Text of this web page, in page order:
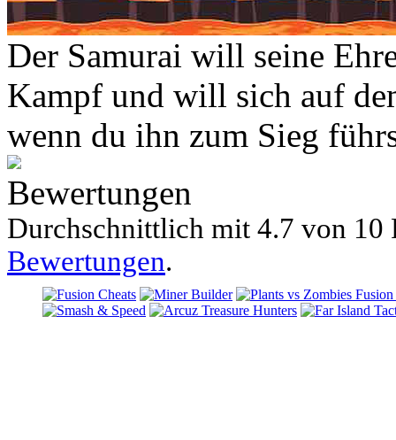
Der Samurai will seine
Kampf und will sich auf
wenn du ihn zum Sieg
Bewertungen
Durchschnittlich mit 4.7 von 10
Bewertungen.